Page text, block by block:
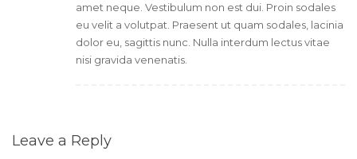
amet neque. Vestibulum non est dui. Proin sodales
eu velit a volutpat. Praesent ut quam sodales, lacinia
dolor eu, sagittis nunc. Nulla interdum lectus vitae
nisi gravida venenatis.
Leave a Reply